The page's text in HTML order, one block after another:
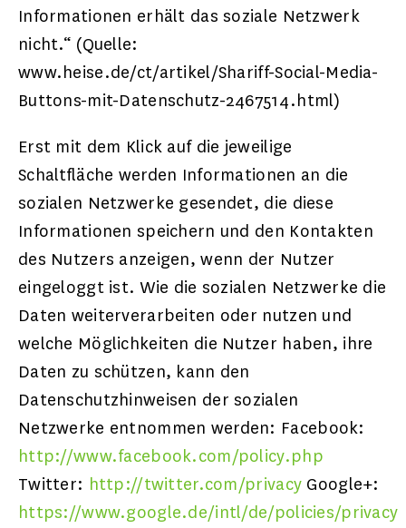
Informationen erhält das soziale Netzwerk
nicht.“ (Quelle:
www.heise.de/ct/artikel/Shariff-Social-Media-
Buttons-mit-Datenschutz-2467514.html)
Erst mit dem Klick auf die jeweilige
Schaltfläche werden Informationen an die
sozialen Netzwerke gesendet, die diese
Informationen speichern und den Kontakten
des Nutzers anzeigen, wenn der Nutzer
eingeloggt ist. Wie die sozialen Netzwerke die
Daten weiterverarbeiten oder nutzen und
welche Möglichkeiten die Nutzer haben, ihre
Daten zu schützen, kann den
Datenschutzhinweisen der sozialen
Netzwerke entnommen werden: Facebook:
http://www.facebook.com/policy.php
Twitter: http://twitter.com/privacy Google+:
https://www.google.de/intl/de/policies/privacy